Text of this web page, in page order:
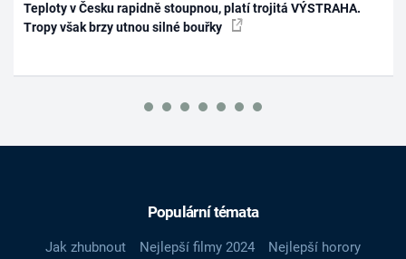
Teploty v Česku rapidně stoupnou, platí trojitá VÝSTRAHA.
Tropy však brzy utnou silné bouřky
Populární témata
Jak zhubnout Nejlepší filmy 2024
Nejlepší horory